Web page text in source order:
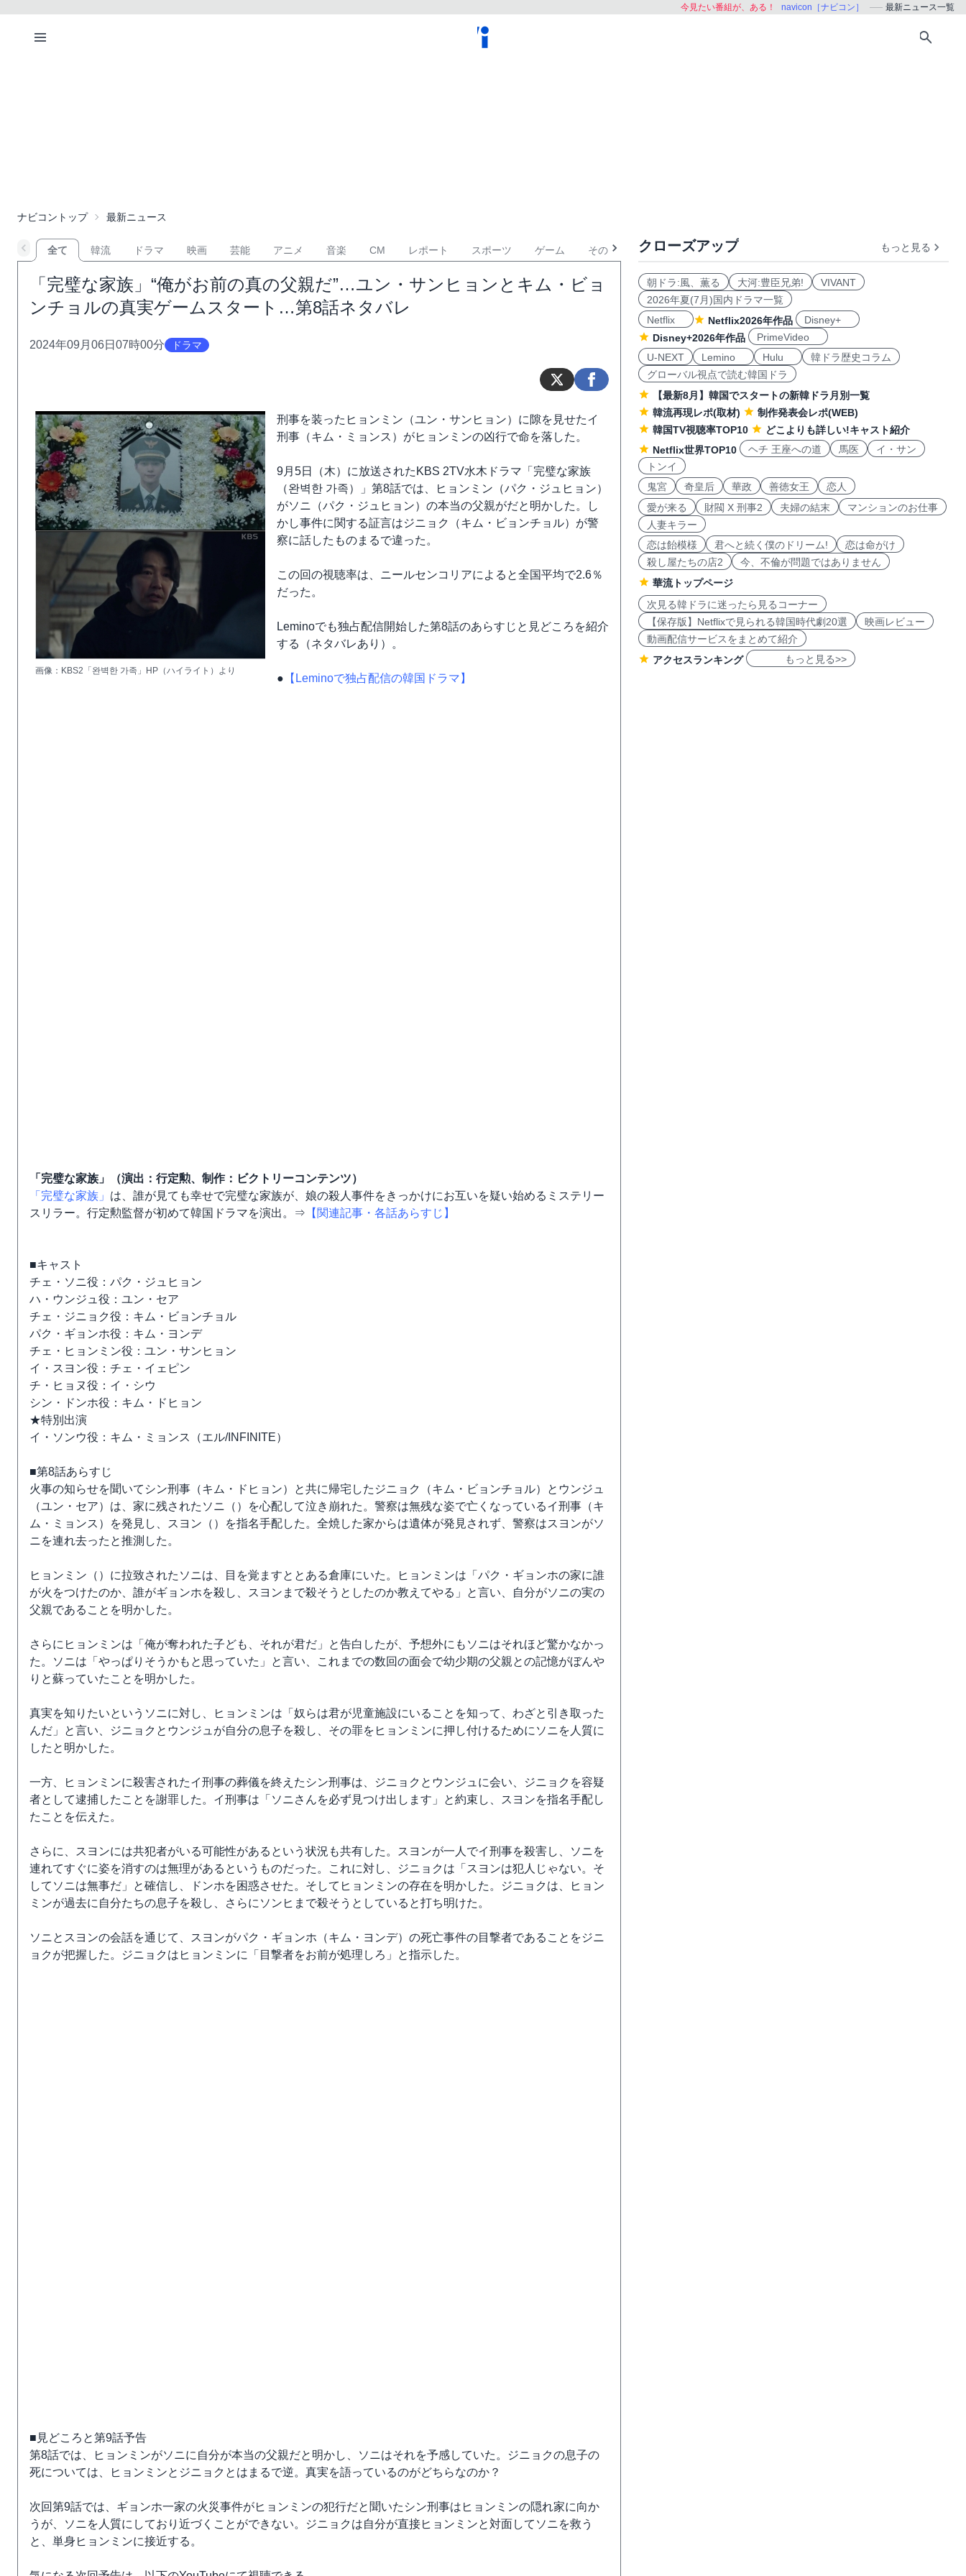
今見たい番組が、ある！ navicon［ナビコン］ 最新ニュース一覧
ナビコントップ 最新ニュース
全て 韓流 ドラマ 映画 芸能 アニメ 音楽 CM レポート スポーツ ゲーム その他
「完璧な家族」“俺がお前の真の父親だ”…ユン・サンヒョンとキム・ビョ
ンチョルの真実ゲームスタート…第8話ネタバレ
2024年09月06日07時00分 ドラマ
画像：KBS2「완벽한 가족」HP（ハイライト）より
刑事を装ったヒョンミン（ユン・サンヒョン）に隙を見せたイ
刑事（キム・ミョンス）がヒョンミンの凶行で命を落した。
9月5日（木）に放送されたKBS 2TV水木ドラマ「完璧な家族
（완벽한 가족）」第8話では、ヒョンミン（パク・ジュヒョン）
がソニ（パク・ジュヒョン）の本当の父親がだと明かした。し
かし事件に関する証言はジニョク（キム・ビョンチョル）が警
察に話したものまるで違った。
この回の視聴率は、ニールセンコリアによると全国平均で2.6％
だった。
Leminoでも独占配信開始した第8話のあらすじと見どころを紹介
する（ネタバレあり）。
● 【Leminoで独占配信の韓国ドラマ】
「完璧な家族」（演出：行定勲、制作：ビクトリーコンテンツ）
「完璧な家族」 は、誰が見ても幸せで完璧な家族が、娘の殺人事件をきっかけにお互いを疑い始めるミステリー
スリラー。行定勲監督が初めて韓国ドラマを演出。⇒ 【関連記事・各話あらすじ】
■キャスト
チェ・ソニ役：パク・ジュヒョン
ハ・ウンジュ役：ユン・セア
チェ・ジニョク役：キム・ビョンチョル
パク・ギョンホ役：キム・ヨンデ
チェ・ヒョンミン役：ユン・サンヒョン
イ・スヨン役：チェ・イェピン
チ・ヒョヌ役：イ・シウ
シン・ドンホ役：キム・ドヒョン
★特別出演
イ・ソンウ役：キム・ミョンス（エル/INFINITE）
■第8話あらすじ
火事の知らせを聞いてシン刑事（キム・ドヒョン）と共に帰宅したジニョク（キム・ビョンチョル）とウンジュ
（ユン・セア）は、家に残されたソニ（）を心配して泣き崩れた。警察は無残な姿で亡くなっているイ刑事（キ
ム・ミョンス）を発見し、スヨン（）を指名手配した。全焼した家からは遺体が発見されず、警察はスヨンがソ
ニを連れ去ったと推測した。
ヒョンミン（）に拉致されたソニは、目を覚ますととある倉庫にいた。ヒョンミンは「パク・ギョンホの家に誰
が火をつけたのか、誰がギョンホを殺し、スヨンまで殺そうとしたのか教えてやる」と言い、自分がソニの実の
父親であることを明かした。
さらにヒョンミンは「俺が奪われた子ども、それが君だ」と告白したが、予想外にもソニはそれほど驚かなかっ
た。ソニは「やっぱりそうかもと思っていた」と言い、これまでの数回の面会で幼少期の父親との記憶がぼんや
りと蘇っていたことを明かした。
真実を知りたいというソニに対し、ヒョンミンは「奴らは君が児童施設にいることを知って、わざと引き取った
んだ」と言い、ジニョクとウンジュが自分の息子を殺し、その罪をヒョンミンに押し付けるためにソニを人質に
したと明かした。
一方、ヒョンミンに殺害されたイ刑事の葬儀を終えたシン刑事は、ジニョクとウンジュに会い、ジニョクを容疑
者として逮捕したことを謝罪した。イ刑事は「ソニさんを必ず見つけ出します」と約束し、スヨンを指名手配し
たことを伝えた。
さらに、スヨンには共犯者がいる可能性があるという状況も共有した。スヨンが一人でイ刑事を殺害し、ソニを
連れてすぐに姿を消すのは無理があるというものだった。これに対し、ジニョクは「スヨンは犯人じゃない。そ
してソニは無事だ」と確信し、ドンホを困惑させた。そしてヒョンミンの存在を明かした。ジニョクは、ヒョン
ミンが過去に自分たちの息子を殺し、さらにソンヒまで殺そうとしていると打ち明けた。
ソニとスヨンの会話を通じて、スヨンがパク・ギョンホ（キム・ヨンデ）の死亡事件の目撃者であることをジニ
ョクが把握した。ジニョクはヒョンミンに「目撃者をお前が処理しろ」と指示した。
■見どころと第9話予告
第8話では、ヒョンミンがソニに自分が本当の父親だと明かし、ソニはそれを予感していた。ジニョクの息子の
死については、ヒョンミンとジニョクとはまるで逆。真実を語っているのがどちらなのか？
次回第9話では、ギョンホ一家の火災事件がヒョンミンの犯行だと聞いたシン刑事はヒョンミンの隠れ家に向か
うが、ソニを人質にしており近づくことができない。ジニョクは自分が直接ヒョンミンと対面してソニを救う
と、単身ヒョンミンに接近する。
クローズアップ もっと見る
朝ドラ:風、薫る 大河:豊臣兄弟!
VIVANT
2026年夏(7月)国内ドラマ一覧
Netflix
Netflix2026年作品
Disney+
Disney+2026年作品
PrimeVideo
U-NEXT
Lemino Hulu
韓ドラ歴史コラム
グローバル視点で読む韓国ドラ
【最新8月】韓国でスタートの新韓ドラ月別一覧
韓流再現レポ(取材)
制作発表会レポ(WEB)
韓国TV視聴率TOP10
どこよりも詳しい!キャスト紹介
Netflix世界TOP10
ヘチ 王座への道 馬医
イ・サン
トンイ
鬼宮
奇皇后 華政 善徳女王
恋人
愛が来る
財閥 X 刑事2 夫婦の結末
マンションのお仕事
人妻キラー
恋は飴模様
君へと続く僕のドリーム!
恋は命がけ
殺し屋たちの店2
今、不倫が問題ではありません
華流トップページ
次見る韓ドラに迷ったら見るコーナー
【保存版】Netflixで見られる韓国時代劇20選
映画レビュー
動画配信サービスをまとめて紹介
アクセスランキング
もっと見る>>